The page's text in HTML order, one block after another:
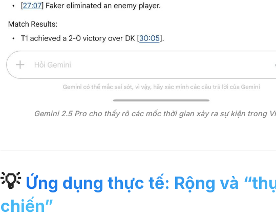
Gemini 2.5 Pro cho thấy rõ các mốc thời gian xảy ra sự kiện trong
💡 Ứng dụng thực tế: Rộng và
chiến”